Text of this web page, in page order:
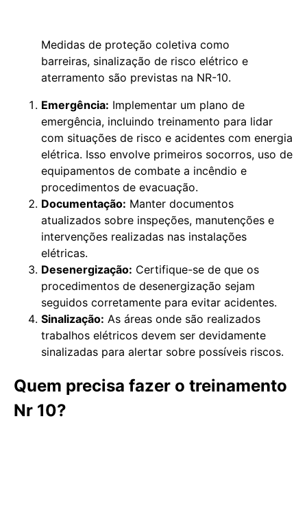
Medidas de proteção coletiva como
barreiras, sinalização de risco elétrico e
aterramento são previstas na NR-10.
Emergência: Implementar um plano de
emergência, incluindo treinamento para lidar
com situações de risco e acidentes com energia
elétrica. Isso envolve primeiros socorros, uso de
equipamentos de combate a incêndio e
procedimentos de evacuação.
Documentação: Manter documentos
atualizados sobre inspeções, manutenções e
intervenções realizadas nas instalações
elétricas.
Desenergização: Certifique-se de que os
procedimentos de desenergização sejam
seguidos corretamente para evitar acidentes.
Sinalização: As áreas onde são realizados
trabalhos elétricos devem ser devidamente
sinalizadas para alertar sobre possíveis riscos.
Quem precisa fazer o treinamento
Nr 10?